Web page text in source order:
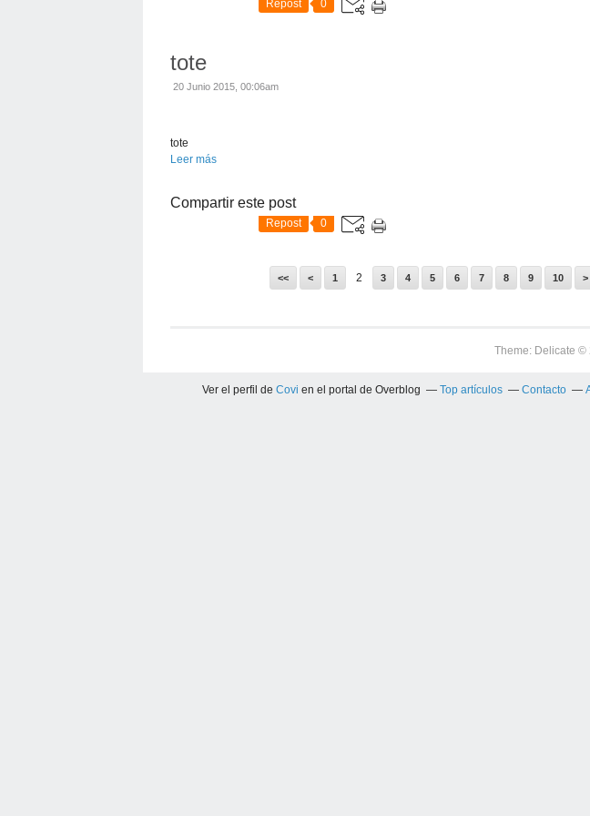
Repost 0
tote
20 Junio 2015, 00:06am
tote
Leer más
Compartir este post
Repost 0
<< < 1 2 3 4 5 6 7 8 9 10 >
Theme: Delicate ©
Ver el perfil de Covi en el portal de Overblog Top artículos Contacto